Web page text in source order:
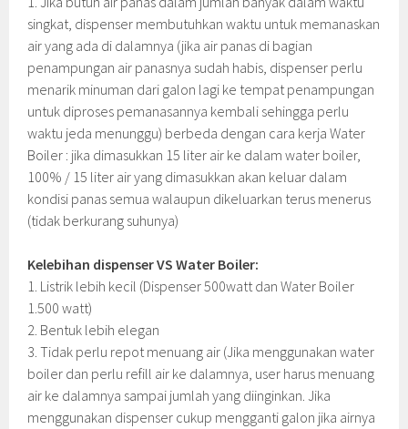
singkat, dispenser membutuhkan waktu untuk memanaskan
air yang ada di dalamnya (jika air panas di bagian
penampungan air panasnya sudah habis, dispenser perlu
menarik minuman dari galon lagi ke tempat penampungan
untuk diproses pemanasannya kembali sehingga perlu
waktu jeda menunggu) berbeda dengan cara kerja Water
Boiler : jika dimasukkan 15 liter air ke dalam water boiler,
100% / 15 liter air yang dimasukkan akan keluar dalam
kondisi panas semua walaupun dikeluarkan terus menerus
(tidak berkurang suhunya)
Kelebihan dispenser VS Water Boiler:
1. Listrik lebih kecil (Dispenser 500watt dan Water Boiler
1.500 watt)
2. Bentuk lebih elegan
3. Tidak perlu repot menuang air (Jika menggunakan water
boiler dan perlu refill air ke dalamnya, user harus menuang
air ke dalamnya sampai jumlah yang diinginkan. Jika
menggunakan dispenser cukup mengganti galon jika airnya